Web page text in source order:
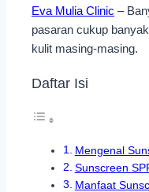
Eva Mulia Clinic –
pasaran cukup
kulit masing-masing.
Daftar Isi
Mengenal
Sunscreen
Manfaat